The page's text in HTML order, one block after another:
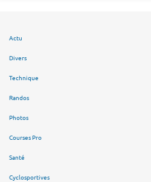
Actu
Divers
Technique
Randos
Photos
Courses Pro
Santé
Cyclosportives